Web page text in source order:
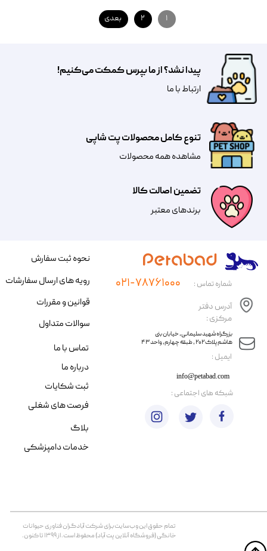
۱ ۲ بعدی
تضمین اصالت کالا
​​برندهای معتبر​​​​​​​
تنوع کامل محصولات پت شاپی
مشاهده همه محصولات
پیدا نشد؟ از ما بپرس کمکت می‌کنیم!
​​​ارتباط با ما
​ایمیل :
آدرس دفتر
مرکزی :
info@petabad.com
​​بزرگراه شهید سلیمانی، خیابان بنی
هاشم پلاک ۲۰۲ ، طبقه چهارم، واحد ۴۳
شماره تماس : ۰۲۱-۷۸۷۶۱۰۰۰
تمام حقوق اين وب‌سايت برای شرکت آبادگران فناوری حیوانات
خانگی (فروشگاه آنلاین پت آباد) محفوظ است. از ۱۳۹۹ تا کنون.
نحوه ثبت سفارش
رویه های ارسال سفارشات
قوانین و مقررات
سوالات متداول
تماس با ما
درباره ما
ثبت شکایات
فرصت های شغلی
​شبکه های اجتماعی :
بلاگ
خدمات دامپزشکی